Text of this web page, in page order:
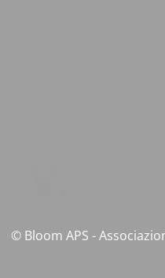
© Bloom APS -